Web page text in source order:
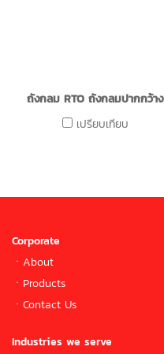
ถังกลม RTO ถังกลมปากกว้าง
เปรียบเทียบ
Corporate
ㆍ About
ㆍ Products
ㆍ Contact Us
Industries we serve